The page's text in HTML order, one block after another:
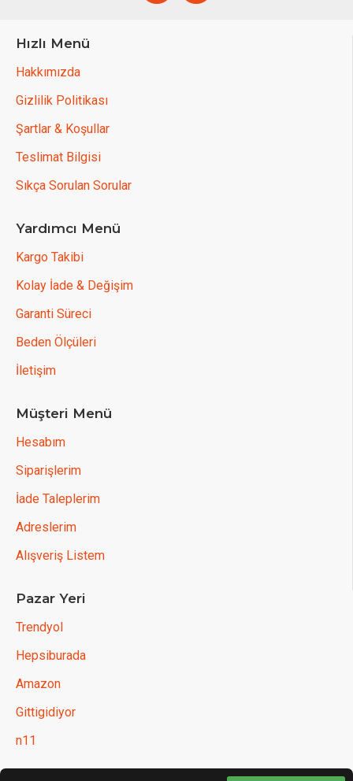
Hızlı Menü
Hakkımızda
Gizlilik Politikası
Şartlar & Koşullar
Teslimat Bilgisi
Sıkça Sorulan Sorular
Yardımcı Menü
Kargo Takibi
Kolay İade & Değişim
Garanti Süreci
Beden Ölçüleri
İletişim
Müşteri Menü
Hesabım
Siparişlerim
İade Taleplerim
Adreslerim
Alışveriş Listem
Pazar Yeri
Trendyol
Hepsiburada
Amazon
Gittigidiyor
n11